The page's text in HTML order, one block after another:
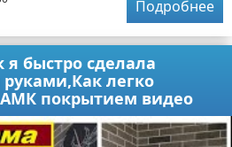
Подробнее
я быстро сделала
легко
покрытием видео